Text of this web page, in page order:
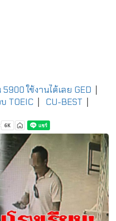
5900 ใช้งานได้เลย GED
TOEIC CU-BEST